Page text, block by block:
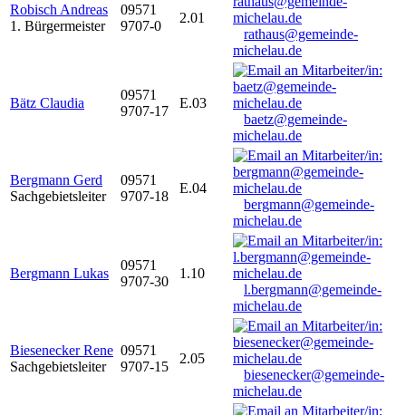
Robisch Andreas
1. Bürgermeister
09571
9707-0
2.01
rathaus@gemeinde-
michelau.de
Bätz Claudia
09571
9707-17
E.03
baetz@gemeinde-
michelau.de
Bergmann Gerd
Sachgebietsleiter
09571
9707-18
E.04
bergmann@gemeinde-
michelau.de
Bergmann Lukas
09571
9707-30
1.10
l.bergmann@gemeinde-
michelau.de
Biesenecker Rene
Sachgebietsleiter
09571
9707-15
2.05
biesenecker@gemeinde-
michelau.de